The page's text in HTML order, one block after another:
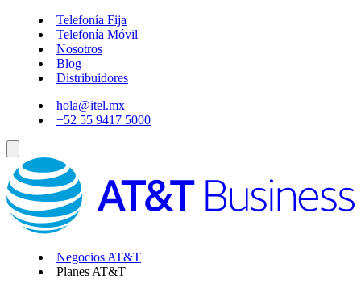
Telefonía Fija
Telefonía Móvil
Nosotros
Blog
Distribuidores
hola@itel.mx
+52 55 9417 5000
Negocios AT&T
Planes AT&T